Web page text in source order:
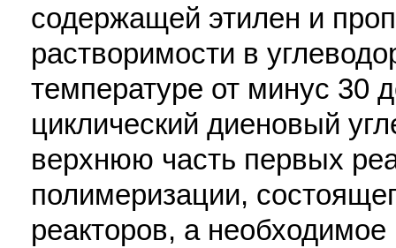
содержащей этилен и
растворимости в
температуре от минус 30
циклический диеновый
верхнюю часть первых
полимеризации,
реакторов, а